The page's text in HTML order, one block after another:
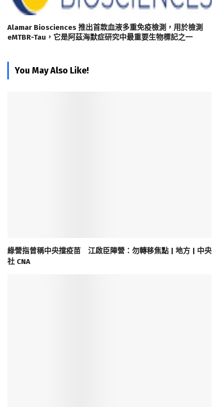
Alamar Biosciences 推出首款血液多重免疫檢測，用於檢測
eMTBR-Tau，它是阿茲海默症研究中最重要生物標記之一
You May Also Like!
綠營指曾稱中央擋疫苗 江啟臣陣營：勿轉移焦點 | 地方 | 中央
社 CNA